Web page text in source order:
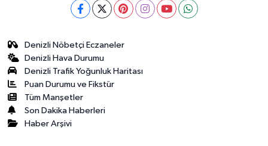
Denizli Nöbetçi Eczaneler
Denizli Hava Durumu
Denizli Trafik Yoğunluk Haritası
Puan Durumu ve Fikstür
Tüm Manşetler
Son Dakika Haberleri
Haber Arşivi